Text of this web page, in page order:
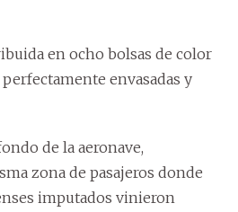
en ocho bolsas de color
envasadas y
de la aeronave,
zona de pasajeros donde
imputados vinieron